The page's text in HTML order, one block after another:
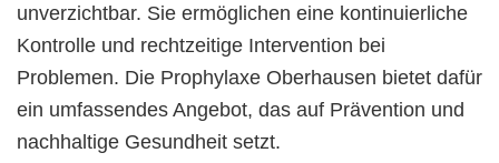
unverzichtbar. Sie ermöglichen eine kontinuierliche
Kontrolle und rechtzeitige Intervention bei
Problemen. Die Prophylaxe Oberhausen bietet dafür
ein umfassendes Angebot, das auf Prävention und
nachhaltige Gesundheit setzt.